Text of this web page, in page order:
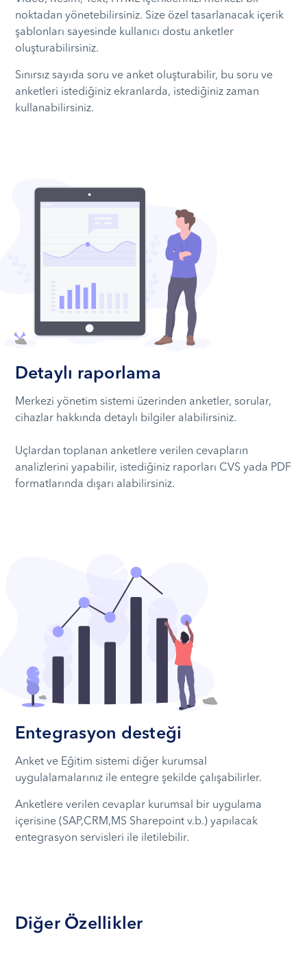
noktadan yönetebilirsiniz. Size özel tasarlanacak içerik
şablonları sayesinde kullanıcı dostu anketler
oluşturabilirsiniz.
Sınırsız sayıda soru ve anket oluşturabilir, bu soru ve
anketleri istediğiniz ekranlarda, istediğiniz zaman
kullanabilirsiniz.
Detaylı raporlama
Merkezi yönetim sistemi üzerinden anketler, sorular,
cihazlar hakkında detaylı bilgiler alabilirsiniz.
Uçlardan toplanan anketlere verilen cevapların
analizlerini yapabilir, istediğiniz raporları CVS yada PDF
formatlarında dışarı alabilirsiniz.
Entegrasyon desteği
Anket ve Eğitim sistemi diğer kurumsal
uygulalamalarınız ile entegre şekilde çalışabilirler.
Anketlere verilen cevaplar kurumsal bir uygulama
içerisine (SAP,CRM,MS Sharepoint v.b.) yapılacak
entegrasyon servisleri ile iletilebilir.
Diğer Özellikler